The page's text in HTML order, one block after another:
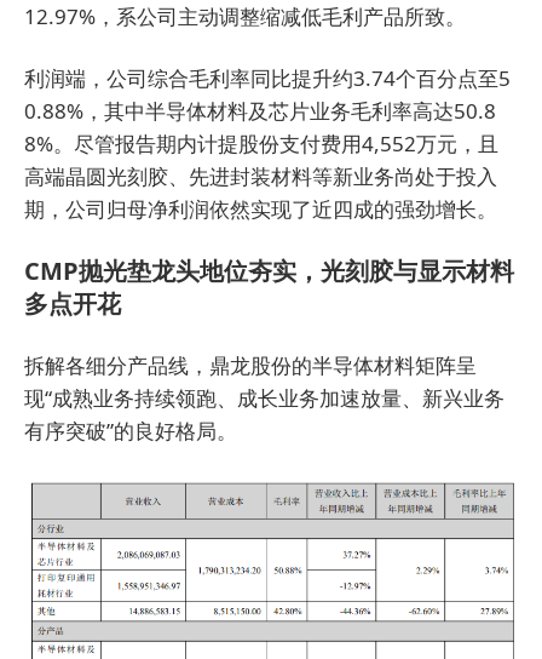
12.97%，系公司主动调整缩减低毛利产品所致。
利润端，公司综合毛利率同比提升约3.74个百分点至5
0.88%，其中半导体材料及芯片业务毛利率高达50.8
8%。尽管报告期内计提股份支付费用4,552万元，且
高端晶圆光刻胶、先进封装材料等新业务尚处于投入
期，公司归母净利润依然实现了近四成的强劲增长。
CMP抛光垫龙头地位夯实，光刻胶与显示材料
多点开花
拆解各细分产品线，鼎龙股份的半导体材料矩阵呈
现“成熟业务持续领跑、成长业务加速放量、新兴业务
有序突破”的良好格局。